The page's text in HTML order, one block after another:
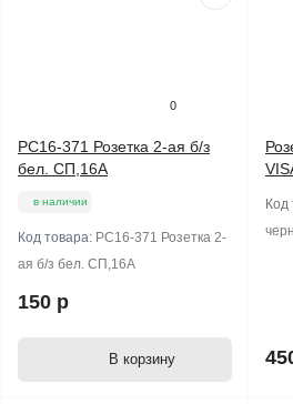
0
PC16-371 Розетка 2-ая б/з
бел. СП,16А
в наличии
Код товара: PC16-371 Розетка 2-
ая б/з бел. СП,16А
150 р
В корзину
Код